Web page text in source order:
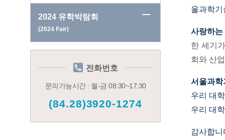
2024 유학박람회
(2024 Fair)
전화번호
문의가능시간 : 월-금 08:30~17:30
(84.28)3920-1274
울과학
사랑하는
한 세기
회와 산
서울과학
우리 대
우리 대
감사합니